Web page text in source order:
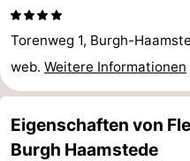
Haamstede
Résidence
Hof
van
-
Schouwen
Schouwse
Valleien
-
Wijde
Torenweg 1, Burgh-
web. Weitere Informationen
Eigenschaften von
Burgh Haamstede